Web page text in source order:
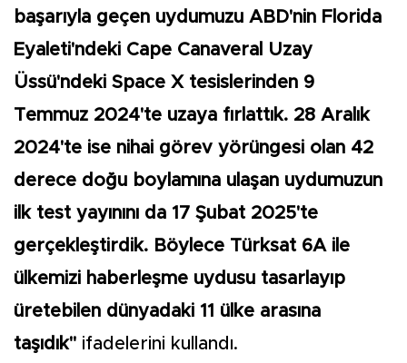
başarıyla geçen uydumuzu ABD'nin Florida
Eyaleti'ndeki Cape Canaveral Uzay
Üssü'ndeki Space X tesislerinden 9
Temmuz 2024'te uzaya fırlattık. 28 Aralık
2024'te ise nihai görev yörüngesi olan 42
derece doğu boylamına ulaşan uydumuzun
ilk test yayınını da 17 Şubat 2025'te
gerçekleştirdik. Böylece Türksat 6A ile
ülkemizi haberleşme uydusu tasarlayıp
üretebilen dünyadaki 11 ülke arasına
taşıdık" ifadelerini kullandı.